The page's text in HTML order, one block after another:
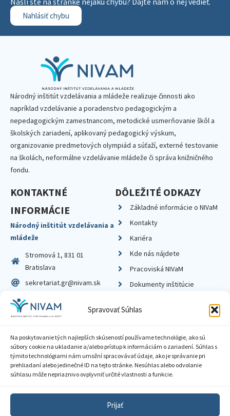
Spravovať Súhlas
Na poskytovanie tých najlepších skúseností používame technológie, ako sú
súbory cookie na ukladanie a/alebo prístup k informáciám o zariadení. Súhlas s
týmito technológiami nám umožní spracovávať údaje, ako je správanie pri
prehliadaní alebo jedinečné ID na tejto stránke. Nesúhlas alebo odvolanie
súhlasu môže nepriaznivo ovplyvniť určité vlastnosti a funkcie.
Prijať
Nahlásiť chybu
Národný inštitút vzdelávania a mládeže realizuje činnosti ako
napríklad vzdelávanie a poradenstvo pedagogickým a
nepedagogickým zamestnancom, metodické usmerňovanie škôl a
školských zariadení, aplikovaný pedagogický výskum,
organizovanie predmetových olympiád a súťaží, externé testovanie
na školách, neformálne vzdelávanie mládeže či správa knižničného
fondu.
KONTAKTNÉ
INFORMÁCIE
Národný inštitút vzdelávania a
mládeže
Stromová 1, 831 01
Bratislava
sekretariat.gr@nivam.sk
IČO: 00164348
DIČ: 2020798714
DÔLEŽITÉ ODKAZY
Základné informácie o NIVaM
Kontakty
Kariéra
Kde nás nájdete
Pracoviská NIVaM
Dokumenty inštitúcie
Zásady ochrany súkromia
Sprístupnenie informácií